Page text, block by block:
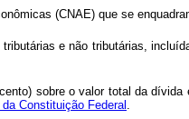
(CNAE) que se
e não tributárias,
sobre o valor total da
Constituição Federal .